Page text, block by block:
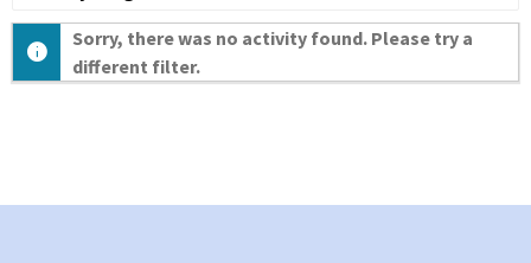
Activities
Sorry, there was no activity found. Please try a
different filter.